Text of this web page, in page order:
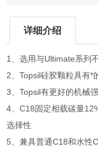
详细介绍
1、选用与Ultimate系列
2、Topsil硅胶颗粒具有*
3、Topsil有更好的机械
4、C18固定相载碳量
选择性
5、兼具普通C18和水性